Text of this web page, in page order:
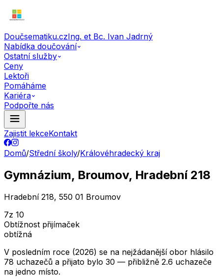
Doučsematiku.czIng. et Bc. Ivan Jadrný
Nabídka doučování
Ostatní služby
Ceny
Lektoři
Pomáháme
Kariéra
Podpořte nás
Zajistit lekceKontakt
Domů/Střední školy/Královéhradecký kraj
Gymnázium, Broumov, Hradební 218
Hradební 218, 550 01 Broumov
7z 10
Obtížnost přijímaček
obtížná
V posledním roce (2026) se na nejžádanější obor hlásilo
78 uchazečů a přijato bylo 30 — přibližně 2.6 uchazeče
na jedno místo.